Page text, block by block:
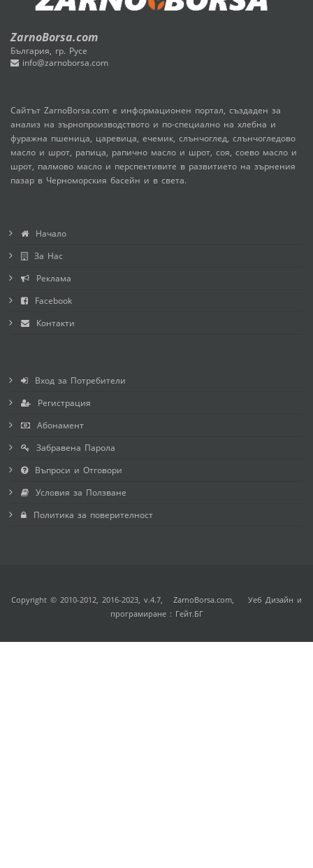
ZarnoBorsa.com
България, гр. Русе
info@zarnoborsa.com
Сайтът ZarnoBorsa.com е информационен портал, създаден за
анализ на зърнопроизводството и по-специално на хлебна и
фуражна пшеница, царевица, ечемик, слънчоглед, слънчогледово
масло и шрот, рапица, рапично масло и шрот, соя, соево масло и
шрот, палмово масло и перспективите в развитието на зърнения
пазар в Черноморския басейн и в света.
Начало
За Нас
Реклама
Facebook
Контакти
Вход за Потребители
Регистрация
Абонамент
Забравена Парола
Въпроси и Отговори
Условия за Ползване
Политика за поверителност
Copyright © 2010-2012, 2016-2023, v.4.7, ZarnoBorsa.com, Уеб Дизайн и
програмиране : Гейт.БГ